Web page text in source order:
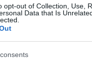
opt-out of Collection, Use,
Data that Is
quale
Poi però…”